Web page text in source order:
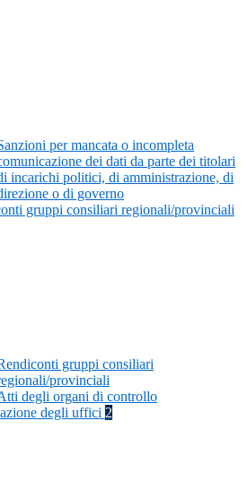
per mancata o incompleta
dei dati da parte dei titolari
incarichi politici, di amministrazione, di
o di governo
gruppi consiliari regionali/provinciali
gruppi consiliari
provinciali
degli organi di controllo
degli uffici 2